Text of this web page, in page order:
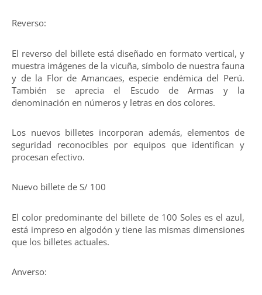
Reverso:
El reverso del billete está diseñado en formato vertical, y
muestra imágenes de la vicuña, símbolo de nuestra fauna
y de la Flor de Amancaes, especie endémica del Perú.
También se aprecia el Escudo de Armas y la
denominación en números y letras en dos colores.
Los nuevos billetes incorporan además, elementos de
seguridad reconocibles por equipos que identifican y
procesan efectivo.
Nuevo billete de S/ 100
El color predominante del billete de 100 Soles es el azul,
está impreso en algodón y tiene las mismas dimensiones
que los billetes actuales.
Anverso: